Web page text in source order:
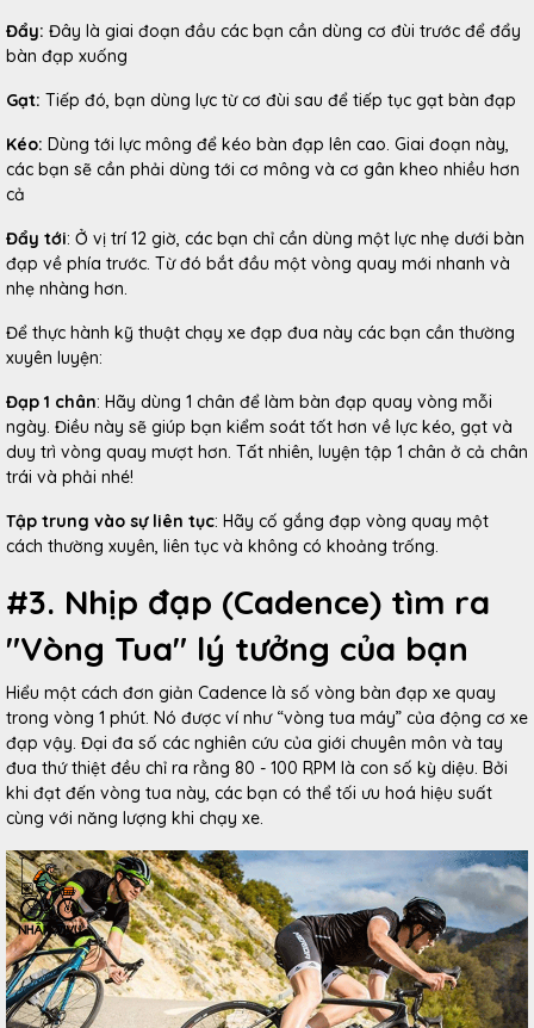
Đẩy: Đây là giai đoạn đầu các bạn cần dùng cơ đùi trước để đẩy
bàn đạp xuống
Gạt: Tiếp đó, bạn dùng lực từ cơ đùi sau để tiếp tục gạt bàn đạp
Kéo: Dùng tới lực mông để kéo bàn đạp lên cao. Giai đoạn này,
các bạn sẽ cần phải dùng tới cơ mông và cơ gân kheo nhiều hơn
cả
Đẩy tới: Ở vị trí 12 giờ, các bạn chỉ cần dùng một lực nhẹ dưới bàn
đạp về phía trước. Từ đó bắt đầu một vòng quay mới nhanh và
nhẹ nhàng hơn.
Để thực hành kỹ thuật chạy xe đạp đua này các bạn cần thường
xuyên luyện:
Đạp 1 chân: Hãy dùng 1 chân để làm bàn đạp quay vòng mỗi
ngày. Điều này sẽ giúp bạn kiểm soát tốt hơn về lực kéo, gạt và
duy trì vòng quay mượt hơn. Tất nhiên, luyện tập 1 chân ở cả chân
trái và phải nhé!
Tập trung vào sự liên tục: Hãy cố gắng đạp vòng quay một
cách thường xuyên, liên tục và không có khoảng trống.
#3. Nhịp đạp (Cadence) tìm ra
"Vòng Tua" lý tưởng của bạn
Hiểu một cách đơn giản Cadence là số vòng bàn đạp xe quay
trong vòng 1 phút. Nó được ví như “vòng tua máy” của động cơ xe
đạp vậy. Đại đa số các nghiên cứu của giới chuyên môn và tay
đua thứ thiệt đều chỉ ra rằng 80 - 100 RPM là con số kỳ diệu. Bởi
khi đạt đến vòng tua này, các bạn có thể tối ưu hoá hiệu suất
cùng với năng lượng khi chạy xe.